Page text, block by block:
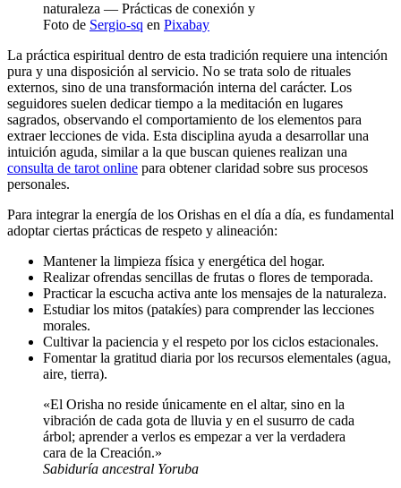
Foto de Sergio-sq en Pixabay
La práctica espiritual dentro de esta tradición requiere una intención
pura y una disposición al servicio. No se trata solo de rituales
externos, sino de una transformación interna del carácter. Los
seguidores suelen dedicar tiempo a la meditación en lugares
sagrados, observando el comportamiento de los elementos para
extraer lecciones de vida. Esta disciplina ayuda a desarrollar una
intuición aguda, similar a la que buscan quienes realizan una
consulta de tarot online para obtener claridad sobre sus procesos
personales.
Para integrar la energía de los Orishas en el día a día, es fundamental
adoptar ciertas prácticas de respeto y alineación:
Mantener la limpieza física y energética del hogar.
Realizar ofrendas sencillas de frutas o flores de temporada.
Practicar la escucha activa ante los mensajes de la naturaleza.
Estudiar los mitos (patakíes) para comprender las lecciones
morales.
Cultivar la paciencia y el respeto por los ciclos estacionales.
Fomentar la gratitud diaria por los recursos elementales (agua,
aire, tierra).
«El Orisha no reside únicamente en el altar, sino en la
vibración de cada gota de lluvia y en el susurro de cada
árbol; aprender a verlos es empezar a ver la verdadera
cara de la Creación.»
Sabiduría ancestral Yoruba